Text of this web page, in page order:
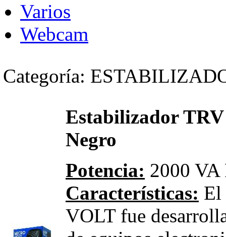
Varios
Webcam
Categoría:
Estabilizador
Negro
Potencia: 2000 VA
Características: El
VOLT fue